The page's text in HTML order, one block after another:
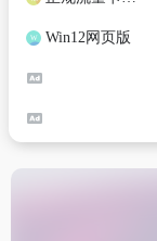
Win12网页版